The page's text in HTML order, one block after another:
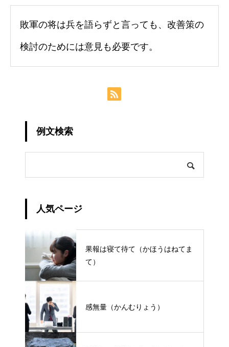
敗軍の将は兵を語らずと言っても、改善策の
検討のためには意見も必要です。
例文検索
人気ページ
果報は寝て待て（かほうはねてま
て）
感無量（かんむりょう）